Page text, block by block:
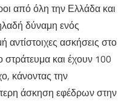
από όλη την Ελλάδα και
δύναμη ενός
αντίστοιχες ασκήσεις στο
στράτευμα και έχουν 100
κάνοντας την
άσκηση εφέδρων στην